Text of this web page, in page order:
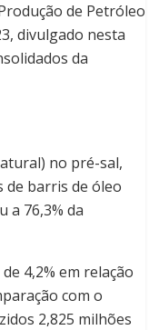
de Petróleo
divulgado nesta
da
no pré-sal,
de barris de óleo
a 76,3% da
4,2% em relação
com o
2,825 milhões